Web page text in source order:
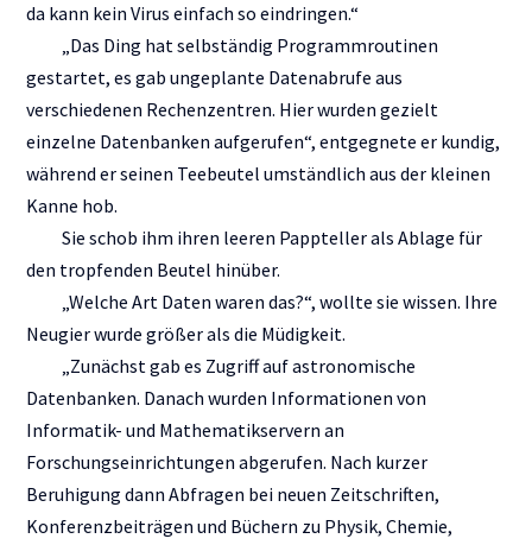
da kann kein Virus einfach so eindringen.“
„Das Ding hat selbständig Programmroutinen
gestartet, es gab ungeplante Datenabrufe aus
verschiedenen Rechenzentren. Hier wurden gezielt
einzelne Datenbanken aufgerufen“, entgegnete er kundig,
während er seinen Teebeutel umständlich aus der kleinen
Kanne hob.
Sie schob ihm ihren leeren Pappteller als Ablage für
den tropfenden Beutel hinüber.
„Welche Art Daten waren das?“, wollte sie wissen. Ihre
Neugier wurde größer als die Müdigkeit.
„Zunächst gab es Zugriff auf astronomische
Datenbanken. Danach wurden Informationen von
Informatik- und Mathematikservern an
Forschungseinrichtungen abgerufen. Nach kurzer
Beruhigung dann Abfragen bei neuen Zeitschriften,
Konferenzbeiträgen und Büchern zu Physik, Chemie,